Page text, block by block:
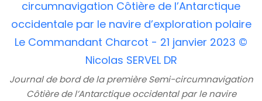
Journal de bord de la première Semi-circumnavigation
Côtière de l’Antarctique occidental par le navire